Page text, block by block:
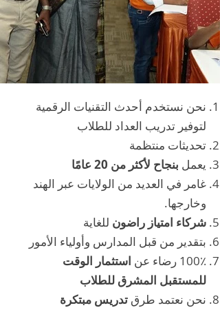
نحن نستخدم أحدث التقنيات الرقمية
لتوفير تدريب العداد للطلاب
تحديثات منتظمة
يعمل بنجاح لأكثر من 20 عامًا
غامر في العديد من الولايات عبر الهند
وخارجها.
شركاء امتياز راضون للغاية
بتقدير من قبل المدارس وأولياء الأمور
100٪ رضاء عن
استثمار الوقت
للمستقبل المشرق للطلاب
نحن نعتمد طرق تدريس مبتكرة